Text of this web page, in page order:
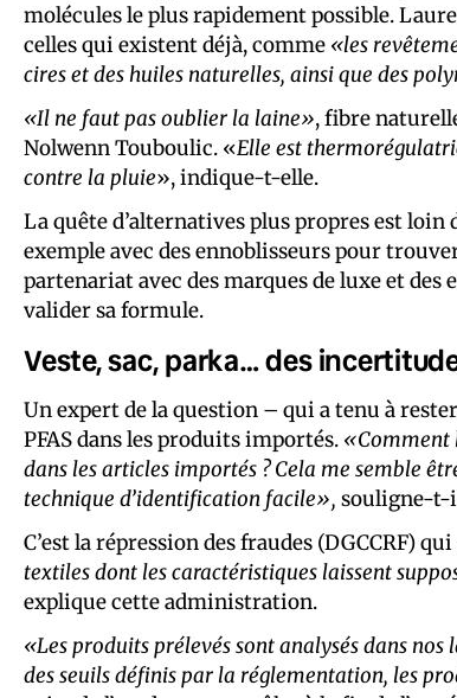
molécules le plus rapidement possible.
celles qui existent déjà, comme «les
cires et des huiles naturelles, ainsi que des
«Il ne faut pas oublier la laine», fibre
Nolwenn Touboulic. «Elle est
contre la pluie», indique-t-elle.
La quête d’alternatives plus propres est loin
exemple avec des ennoblisseurs pour
partenariat avec des marques de luxe et
valider sa formule.
Veste, sac, parka… des
Un expert de la question – qui a tenu à
PFAS dans les produits importés. «Comment
dans les articles importés ? Cela me semble
technique d’identification facile», souligne-t-
C’est la répression des fraudes (DGCCRF) qui
textiles dont les caractéristiques laissent
explique cette administration.
«Les produits prélevés sont analysés dans nos
des seuils définis par la réglementation, les